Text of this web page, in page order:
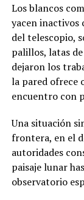
Los blancos
yacen inactivos
del telescopio,
palillos, latas
dejaron los
la pared ofrece
encuentro con
Una situación
frontera, en el
autoridades
paisaje lunar
observatorio